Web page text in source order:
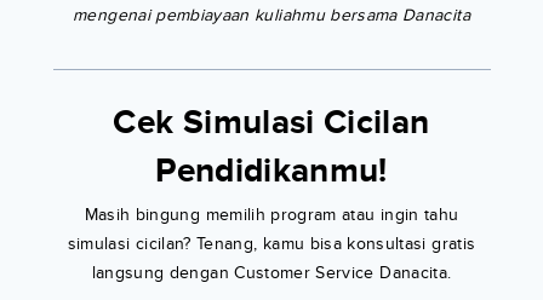
mengenai pembiayaan kuliahmu bersama Danacita
Cek Simulasi Cicilan
Pendidikanmu!
Masih bingung memilih program atau ingin tahu
simulasi cicilan? Tenang, kamu bisa konsultasi gratis
langsung dengan Customer Service Danacita.